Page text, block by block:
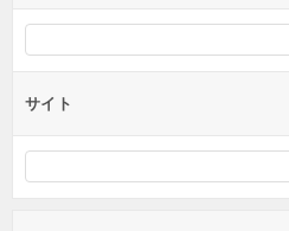
サイト